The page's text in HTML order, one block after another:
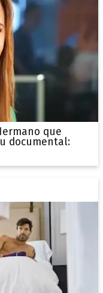
que
documental: